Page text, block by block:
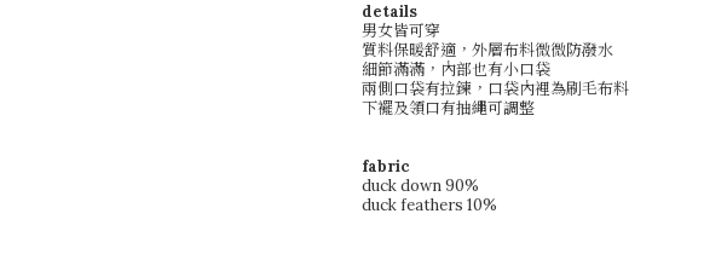
details
男女皆可穿
質料保暖舒適，外層布料微微防潑水
細節滿滿，內部也有小口袋
兩側口袋有拉鍊，口袋內裡為刷毛布料
下襬及領口有抽繩可調整
fabric
duck down 90%
duck feathers 10%